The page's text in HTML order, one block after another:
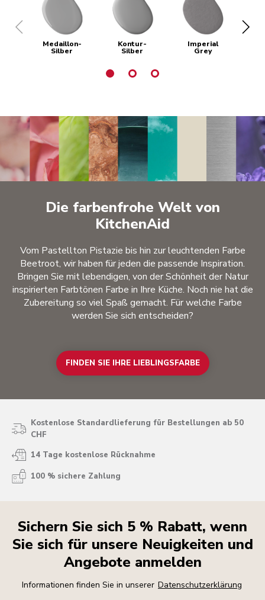
Medaillon-
Silber
Kontur-
Silber
Imperial
Grey
Die farbenfrohe Welt von
KitchenAid
Vom Pastellton Pistazie bis hin zur leuchtenden Farbe
Beetroot, wir haben für jeden die passende Inspiration.
Bringen Sie mit lebendigen, von der Schönheit der Natur
inspirierten Farbtönen Farbe in Ihre Küche. Noch nie hat die
Zubereitung so viel Spaß gemacht. Für welche Farbe
werden Sie sich entscheiden?
FINDEN SIE IHRE LIEBLINGSFARBE
Kostenlose Standardlieferung für Bestellungen ab 50
CHF
14 Tage kostenlose Rücknahme
100 % sichere Zahlung
Sichern Sie sich 5 % Rabatt, wenn
Sie sich für unsere Neuigkeiten und
Angebote anmelden
Informationen finden Sie in unserer Datenschutzerklärung